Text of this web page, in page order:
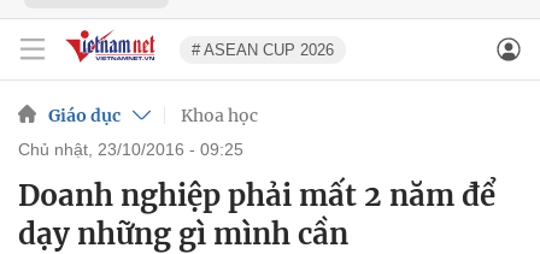
# ASEAN CUP 2026
Giáo dục Khoa học
chủ nhật, 23/10/2016 - 09:25
Doanh nghiệp phải mất 2 năm để
dạy những gì mình cần